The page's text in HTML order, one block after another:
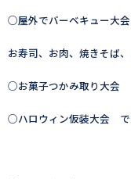
○屋外でバーベキュー大会
お寿司、お肉、焼きそば
○お菓子つかみ取り大会
○ハロウィン仮装大会 で